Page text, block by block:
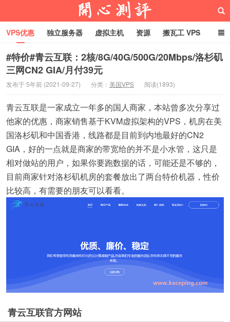
开心VPS测评
VPS优惠 独立服务器 虚拟主机 资源 搬瓦工 VPS
折腾VPS 真实测评 Hostloc趣闻 域名
RackNerd促销套餐
#特价#青云互联：2核/8G/40G/500G/20Mbps/洛杉矶
三网CN2 GIA/月付39元
发布于 5年前 (2021-09-27) 分类： 美国VPS 阅读(1893)
青云互联是一家成立一年多的国人商家，本站曾多次分享过
他家的优惠，商家销售基于KVM虚拟架构的VPS，机房在美
国洛杉矶和中国香港，线路都是目前到内地最好的CN2
GIA，好的一点就是商家的带宽给的并不是小水管，这只是
相对做站的用户，如果你要跑数据的话，可能还是不够的，
目前商家针对洛杉矶机房的套餐放出了两台特价机器，性价
比较高，有需要的朋友可以看看。
青云互联官方网站